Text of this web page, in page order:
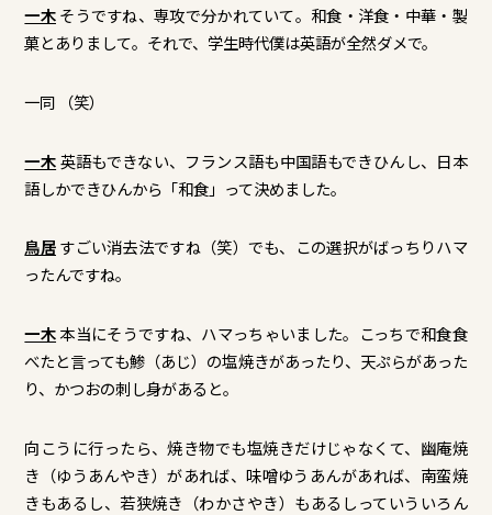
一木そうですね、専攻で分かれていて。和食・洋食・中華・製
菓とありまして。それで、学生時代僕は英語が全然ダメで。
一同 （笑）
一木英語もできない、フランス語も中国語もできひんし、日本
語しかできひんから「和食」って決めました。
鳥居すごい消去法ですね（笑）でも、この選択がばっちりハマ
ったんですね。
一木本当にそうですね、ハマっちゃいました。こっちで和食食
べたと言っても鯵（あじ）の塩焼きがあったり、天ぷらがあった
り、かつおの刺し身があると。
向こうに行ったら、焼き物でも塩焼きだけじゃなくて、幽庵焼
き（ゆうあんやき）があれば、味噌ゆうあんがあれば、南蛮焼
きもあるし、若狭焼き（わかさやき）もあるしっていういろん